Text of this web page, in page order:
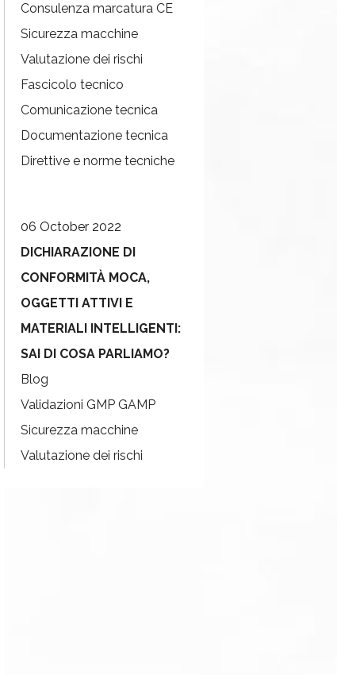
Consulenza marcatura CE
Sicurezza macchine
Valutazione dei rischi
Fascicolo tecnico
Comunicazione tecnica
Documentazione tecnica
Direttive e norme tecniche
06 October 2022
DICHIARAZIONE DI
CONFORMITÀ MOCA,
OGGETTI ATTIVI E
MATERIALI INTELLIGENTI:
SAI DI COSA PARLIAMO?
Blog
Validazioni GMP GAMP
Sicurezza macchine
Valutazione dei rischi